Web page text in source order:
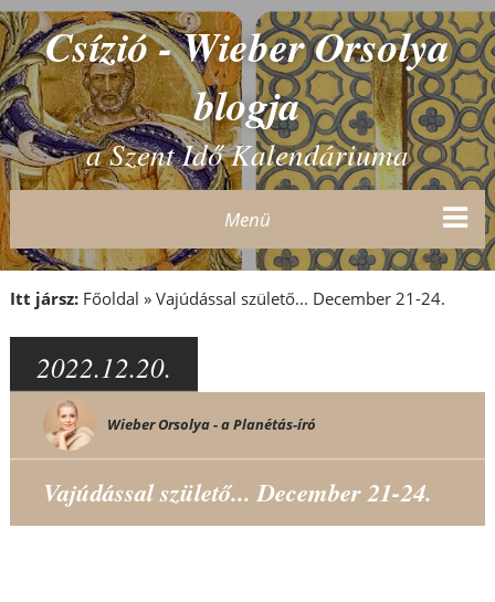
Csízió - Wieber Orsolya
blogja
a Szent Idő Kalendáriuma
Menü
Itt jársz: Főoldal » Vajúdással születő... December 21-24.
2022.12.20.
Wieber Orsolya - a Planétás-író
Vajúdással születő... December 21-24.